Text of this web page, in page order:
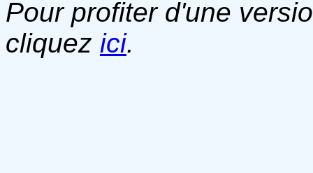
Pour profiter d'une
cliquez ici.